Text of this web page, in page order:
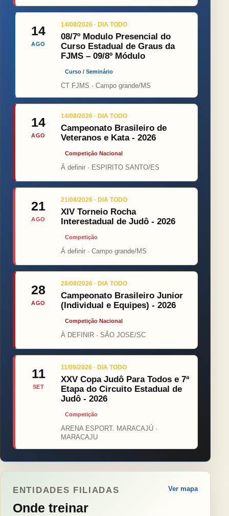
14
AGO
14/08/2026 · DIA TODO
08/7º Modulo Presencial do
Curso Estadual de Graus da
FJMS – 09/8º Módulo
Curso / Seminário
CT FJMS · Campo grande/MS
14
AGO
14/08/2026 · DIA TODO
Campeonato Brasileiro de
Veteranos e Kata - 2026
Competição Nacional
Á definir · ESPIRITO SANTO/ES
21
AGO
21/08/2026 · DIA TODO
XIV Torneio Rocha
Interestadual de Judô - 2026
Competição
Á definir · Campo grande/MS
28
AGO
28/08/2026 · DIA TODO
Campeonato Brasileiro Junior
(Individual e Equipes) - 2026
Competição Nacional
À DEFINIR · SÃO JOSE/SC
11
SET
11/09/2026 · DIA TODO
XXV Copa Judô Para Todos e 7ª
Etapa do Circuito Estadual de
Judô - 2026
Competição
ARENA ESPORT. MARACAJÚ ·
MARACAJU
ENTIDADES FILIADAS
Onde treinar
Ver mapa